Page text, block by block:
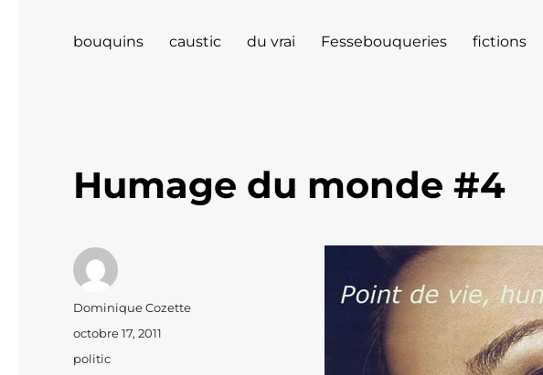
bouquins caustic du vrai Fessebouqueries fictions
Humage du monde #4
Auteur
Dominique Cozette
Publié
octobre 17, 2011
Catégories
politic